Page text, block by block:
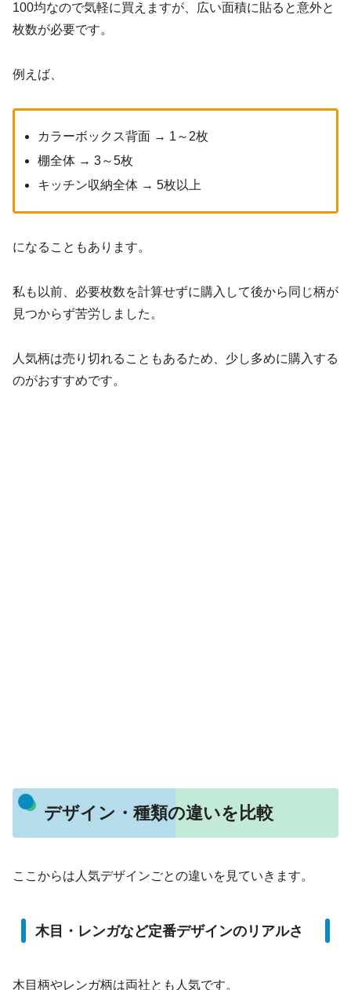
100均なので気軽に買えますが、広い面積に貼ると意外と
枚数が必要です。
例えば、
カラーボックス背面 → 1～2枚
棚全体 → 3～5枚
キッチン収納全体 → 5枚以上
になることもあります。
私も以前、必要枚数を計算せずに購入して後から同じ柄が
見つからず苦労しました。
人気柄は売り切れることもあるため、少し多めに購入する
のがおすすめです。
デザイン・種類の違いを比較
ここからは人気デザインごとの違いを見ていきます。
木目・レンガなど定番デザインのリアルさ
木目柄やレンガ柄は両社とも人気です。